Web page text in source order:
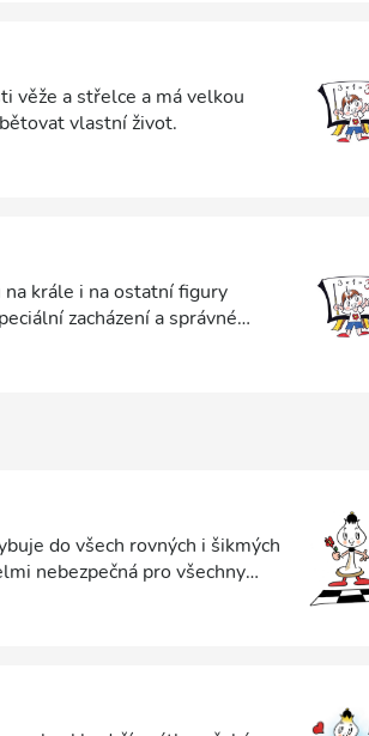
věže a střelce a má velkou
vlastní život.
na krále i na ostatní figury
zacházení a správné
do všech rovných i šikmých
nebezpečná pro všechny
dávat dobrý pozor. Její
kombinace patří oběti